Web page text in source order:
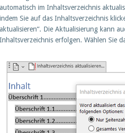
automatisch im Inhaltsverzeichnis
indem Sie auf das Inhaltsverzeichnis
aktualisieren“. Die Aktualisierung kann
Inhaltsverzeichnis erfolgen. Wählen Sie